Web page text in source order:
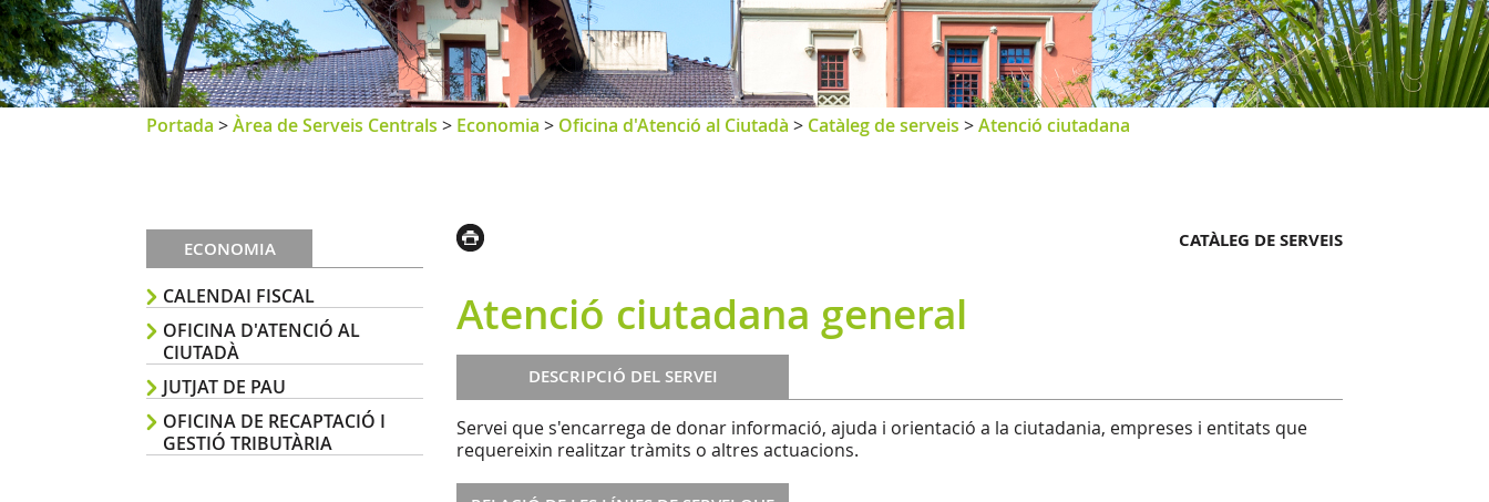
Portada >Àrea de Serveis Centrals > Economia > Oficina d'Atenció al Ciutadà > Catàleg de serveis >Atenció ciutadana
ECONOMIA
CALENDAI FISCAL
OFICINA D'ATENCIÓ AL
CIUTADÀ
JUTJAT DE PAU
OFICINA DE RECAPTACIÓ I
GESTIÓ TRIBUTÀRIA
CATÀLEG DE SERVEIS
Atenció ciutadana general
DESCRIPCIÓ DEL SERVEI
Servei que s'encarrega de donar informació, ajuda i orientació a la ciutadania, empreses i entitats que
requereixin realitzar tràmits o altres actuacions.